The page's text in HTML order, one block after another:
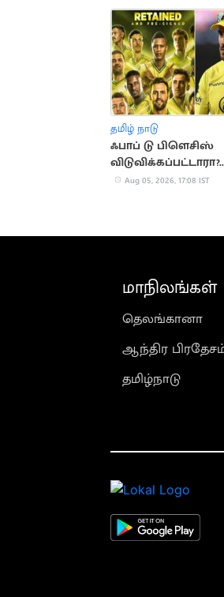
தமிழ் நாடு
ஃபாப் டு பிளெசிஸ்
சூப்பர் கிங்ஸ் முடிவு
Aug 05, 2026, 17:08 IST
மாநிலங்கள்
தெலங்கானா
ஆந்திர
தமிழ்நாடு